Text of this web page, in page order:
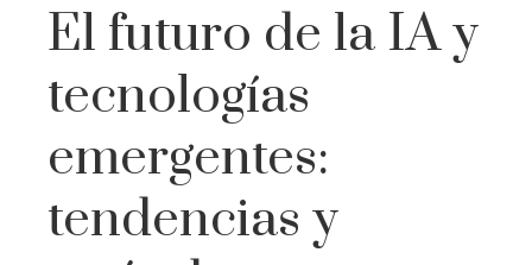
El futuro de la IA y
tecnologías
emergentes:
tendencias y